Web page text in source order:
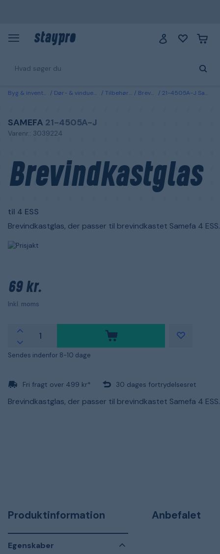
Byg & inventarie Dør- & vinduesbeslag Tilbehør til døre Brevsprækker 21-4505A-J Samefa Brevindkastglas til 4 ESS
SAMEFA 21-4505A-J
Varenr.: 3039224
Brevindkastglas
til 4 ESS
Brevindkastglas, der passer til brevindkastet Samefa 4 ESS.
69 kr.
Inkl. moms
Sendes indenfor 8-10 dage
Fri fragt over 499 kr* 30 dages fortrydelsesret
Brevindkastglas, der passer til brevindkastet Samefa 4 ESS.
Produktinformation
Egenskaber
Anbefalet